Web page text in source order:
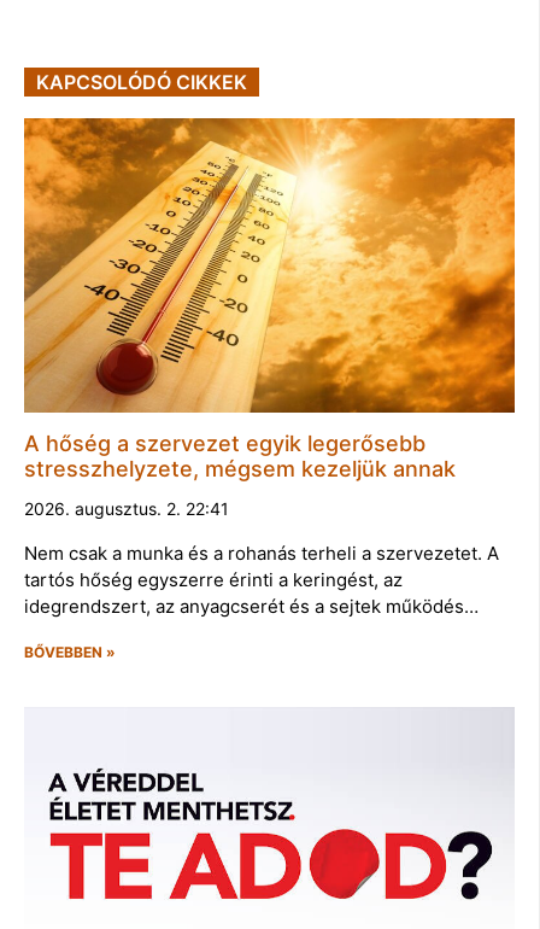
KAPCSOLÓDÓ CIKKEK
A hőség a szervezet egyik legerősebb
stresszhelyzete, mégsem kezeljük annak
2026. augusztus. 2. 22:41
Nem csak a munka és a rohanás terheli a szervezetet. A
tartós hőség egyszerre érinti a keringést, az
idegrendszert, az anyagcserét és a sejtek működés…
BŐVEBBEN »